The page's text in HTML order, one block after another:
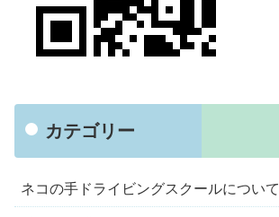
カテゴリー
ネコの手ドライビングスクールについて